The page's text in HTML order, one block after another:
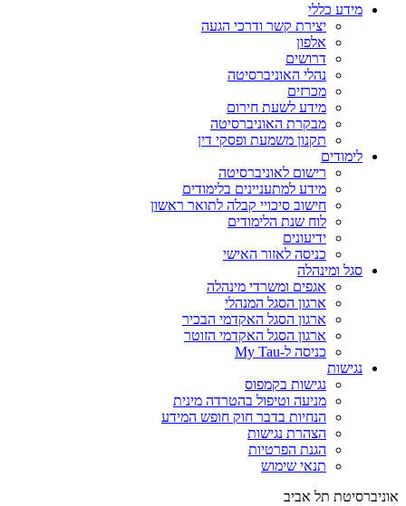
מידע כללי
יצירת קשר ודרכי הגעה
אלפון
דרושים
נהלי האוניברסיטה
מכרזים
מידע לשעת חירום
מבקרת האוניברסיטה
תקנון משמעת ופסקי דין
לימודים
רישום לאוניברסיטה
מידע למתעניינים בלימודים
חישוב סיכויי קבלה לתואר ראשון
לוח שנת הלימודים
ידיעונים
כניסה לאזור האישי
סגל ומינהלה
אגפים ומשרדי מינהלה
ארגון הסגל המנהלי
ארגון הסגל האקדמי הבכיר
ארגון הסגל האקדמי הזוטר
כניסה ל-My Tau
נגישות
נגישות בקמפוס
מניעה וטיפול בהטרדה מינית
הנחיות בדבר חוק חופש המידע
הצהרת נגישות
הגנת הפרטיות
תנאי שימוש
אוניברסיטת תל אביב